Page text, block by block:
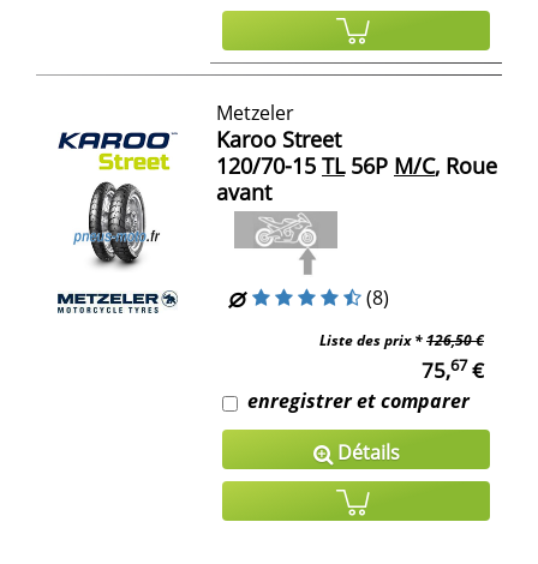
Metzeler
Karoo Street
120/70-15 TL56P M/C, Roue
avant
(8)
Liste des prix *126,50 €
75,67€
enregistrer et comparer
Détails